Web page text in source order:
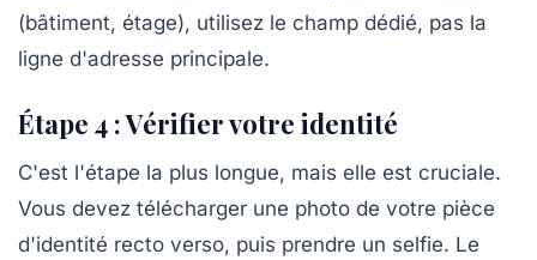
(bâtiment, étage), utilisez le champ dédié, pas la
ligne d'adresse principale.
Étape 4 : Vérifier votre identité
C'est l'étape la plus longue, mais elle est cruciale.
Vous devez télécharger une photo de votre pièce
d'identité recto verso, puis prendre un selfie. Le